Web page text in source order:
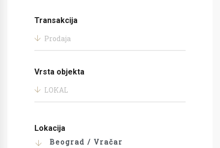
Transakcija
Prodaja
Vrsta objekta
LOKAL
Lokacija
Beograd / Vračar